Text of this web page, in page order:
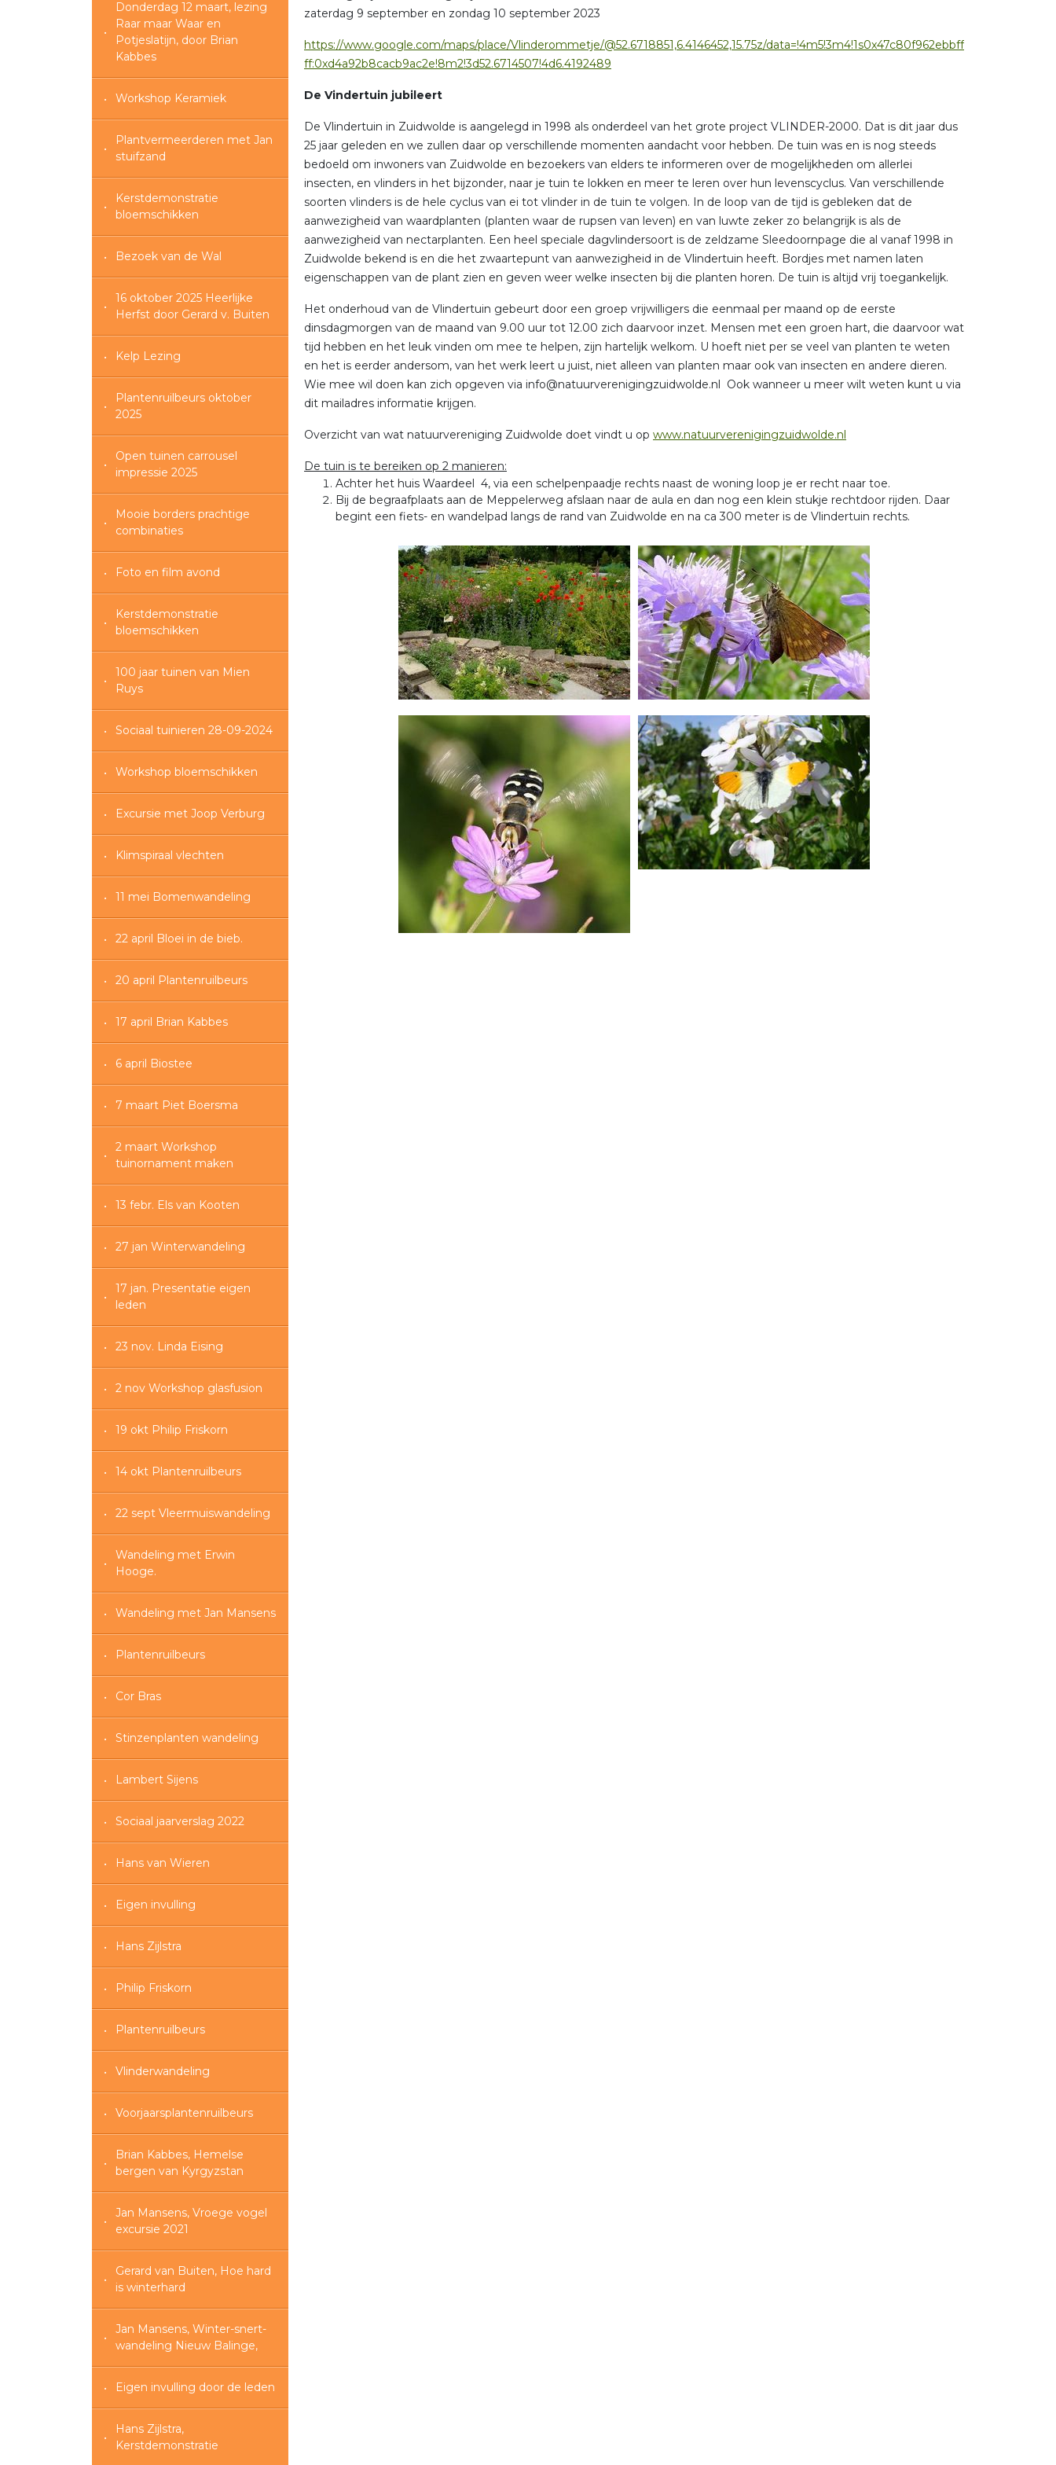
Donderdag 12 maart, lezing
Raar maar Waar en
Potjeslatijn, door Brian
Kabbes
Workshop Keramiek
Plantvermeerderen met Jan
stuifzand
Kerstdemonstratie
bloemschikken
Bezoek van de Wal
16 oktober 2025 Heerlijke
Herfst door Gerard v. Buiten
Kelp Lezing
Plantenruilbeurs oktober
2025
Open tuinen carrousel
impressie 2025
Mooie borders prachtige
combinaties
Foto en film avond
Kerstdemonstratie
bloemschikken
100 jaar tuinen van Mien
Ruys
Sociaal tuinieren 28-09-2024
Workshop bloemschikken
Excursie met Joop Verburg
Klimspiraal vlechten
11 mei Bomenwandeling
22 april Bloei in de bieb.
20 april Plantenruilbeurs
17 april Brian Kabbes
6 april Biostee
7 maart Piet Boersma
2 maart Workshop
tuinornament maken
13 febr. Els van Kooten
27 jan Winterwandeling
17 jan. Presentatie eigen
leden
23 nov. Linda Eising
2 nov Workshop glasfusion
19 okt Philip Friskorn
14 okt Plantenruilbeurs
22 sept Vleermuiswandeling
Wandeling met Erwin
Hooge.
Wandeling met Jan Mansens
Plantenruilbeurs
Cor Bras
Stinzenplanten wandeling
Lambert Sijens
Sociaal jaarverslag 2022
Hans van Wieren
Eigen invulling
Hans Zijlstra
Philip Friskorn
Plantenruilbeurs
Vlinderwandeling
Voorjaarsplantenruilbeurs
Brian Kabbes, Hemelse
bergen van Kyrgyzstan
Jan Mansens, Vroege vogel
excursie 2021
Gerard van Buiten, Hoe hard
is winterhard
Jan Mansens, Winter-snert-
wandeling Nieuw Balinge,
Eigen invulling door de leden
Hans Zijlstra,
Kerstdemonstratie
zaterdag 9 september en zondag 10 september 2023
https://www.google.com/maps/place/Vlinderommetje/@52.6718851,6.4146452,15.75z/data=!4m5!3m4!1s0x47c80f962ebbff
ff:0xd4a92b8cacb9ac2e!8m2!3d52.6714507!4d6.4192489
De Vindertuin jubileert
De Vlindertuin in Zuidwolde is aangelegd in 1998 als onderdeel van het grote project VLINDER-2000. Dat is dit jaar dus
25 jaar geleden en we zullen daar op verschillende momenten aandacht voor hebben. De tuin was en is nog steeds
bedoeld om inwoners van Zuidwolde en bezoekers van elders te informeren over de mogelijkheden om allerlei
insecten, en vlinders in het bijzonder, naar je tuin te lokken en meer te leren over hun levenscyclus. Van verschillende
soorten vlinders is de hele cyclus van ei tot vlinder in de tuin te volgen. In de loop van de tijd is gebleken dat de
aanwezigheid van waardplanten (planten waar de rupsen van leven) en van luwte zeker zo belangrijk is als de
aanwezigheid van nectarplanten. Een heel speciale dagvlindersoort is de zeldzame Sleedoornpage die al vanaf 1998 in
Zuidwolde bekend is en die het zwaartepunt van aanwezigheid in de Vlindertuin heeft. Bordjes met namen laten
eigenschappen van de plant zien en geven weer welke insecten bij die planten horen. De tuin is altijd vrij toegankelijk.
Het onderhoud van de Vlindertuin gebeurt door een groep vrijwilligers die eenmaal per maand op de eerste
dinsdagmorgen van de maand van 9.00 uur tot 12.00 zich daarvoor inzet. Mensen met een groen hart, die daarvoor wat
tijd hebben en het leuk vinden om mee te helpen, zijn hartelijk welkom. U hoeft niet per se veel van planten te weten
en het is eerder andersom, van het werk leert u juist, niet alleen van planten maar ook van insecten en andere dieren.
Wie mee wil doen kan zich opgeven via info@natuurverenigingzuidwolde.nl Ook wanneer u meer wilt weten kunt u via
dit mailadres informatie krijgen.
Overzicht van wat natuurvereniging Zuidwolde doet vindt u op www.natuurverenigingzuidwolde.nl
De tuin is te bereiken op 2 manieren:
Achter het huis Waardeel 4, via een schelpenpaadje rechts naast de woning loop je er recht naar toe.
Bij de begraafplaats aan de Meppelerweg afslaan naar de aula en dan nog een klein stukje rechtdoor rijden. Daar
begint een fiets- en wandelpad langs de rand van Zuidwolde en na ca 300 meter is de Vlindertuin rechts.